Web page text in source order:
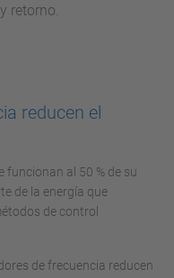
retorno.
reducen el
funcionan al 50 % de su
de la energía que
de control
de frecuencia reducen